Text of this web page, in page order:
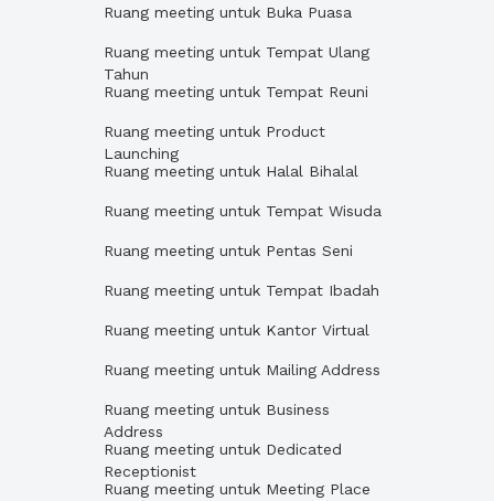
Ruang meeting untuk Buka Puasa
Ruang meeting untuk Tempat Ulang
Tahun
Ruang meeting untuk Tempat Reuni
Ruang meeting untuk Product
Launching
Ruang meeting untuk Halal Bihalal
Ruang meeting untuk Tempat Wisuda
Ruang meeting untuk Pentas Seni
Ruang meeting untuk Tempat Ibadah
Ruang meeting untuk Kantor Virtual
Ruang meeting untuk Mailing Address
Ruang meeting untuk Business
Address
Ruang meeting untuk Dedicated
Receptionist
Ruang meeting untuk Meeting Place